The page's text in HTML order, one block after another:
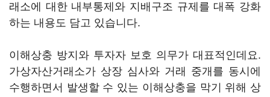
래소에 대한 내부통제와 지배구조 규제를 대폭 강화
하는 내용도 담고 있습니다.
이해상충 방지와 투자자 보호 의무가 대표적인데요.
가상자산거래소가 상장 심사와 거래 중개를 동시에
수행하면서 발생할 수 있는 이해상충을 막기 위해 상